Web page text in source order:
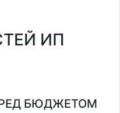
ИП
БЮДЖЕТОМ